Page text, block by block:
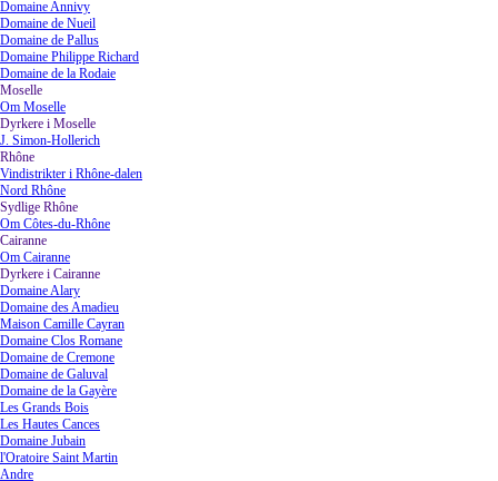
Domaine Annivy
Domaine de Nueil
Domaine de Pallus
Domaine Philippe Richard
Domaine de la Rodaie
Moselle
Om Moselle
Dyrkere i Moselle
J. Simon-Hollerich
Rhône
Vindistrikter i Rhône-dalen
Nord Rhône
Sydlige Rhône
Om Côtes-du-Rhône
Cairanne
Om Cairanne
Dyrkere i Cairanne
Domaine Alary
Domaine des Amadieu
Maison Camille Cayran
Domaine Clos Romane
Domaine de Cremone
Domaine de Galuval
Domaine de la Gayère
Les Grands Bois
Les Hautes Cances
Domaine Jubain
l'Oratoire Saint Martin
Andre